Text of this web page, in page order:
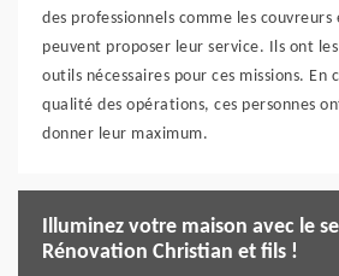
des professionnels comme les couvreurs
peuvent proposer leur service. Ils ont
outils nécessaires pour ces missions. En
qualité des opérations, ces personnes
donner leur maximum.
Illuminez votre maison avec le
Rénovation Christian et fils !